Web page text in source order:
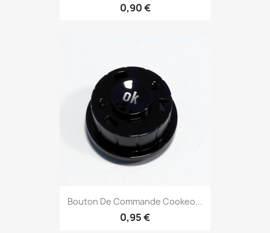
0,90 €
Bouton De Commande Cookeo...
0,95 €